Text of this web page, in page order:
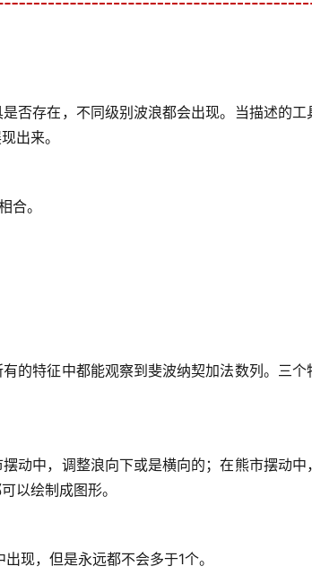
否存在，不同级别波浪都会出现。当描述的工
出来。
合。
的特征中都能观察到斐波纳契加法数列。三个
动中，调整浪向下或是横向的；在熊市摆动中
以绘制成图形。
现，但是永远都不会多于1个。